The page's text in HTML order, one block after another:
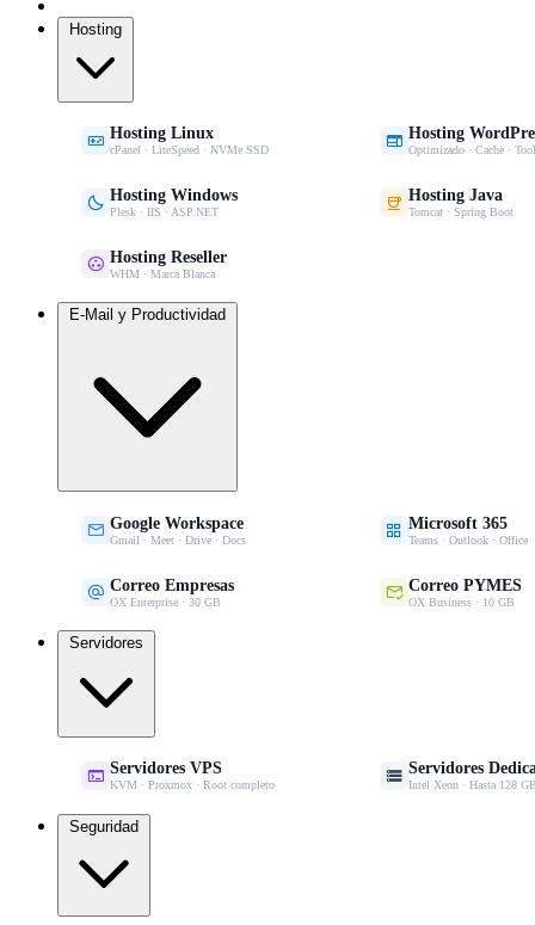
Hosting
 Hosting Linux
cPanel · LiteSpeed · NVMe SSD  Hosting
Optimizado · Cache ·
 Hosting Windows
Plesk · IIS · ASP.NET  Hosting Java
Tomcat · Spring Boot
 Hosting Reseller
WHM · Marca Blanca
E-Mail y Productividad
 Google Workspace
Gmail · Meet · Drive · Docs  Microsoft 365
Teams · Outlook · Office
 Correo Empresas
OX Enterprise · 30 GB  Correo PYMES
OX Business · 10 GB
Servidores
 Servidores VPS
KVM · Proxmox · Root completo  Servidores
Intel Xeon · Hasta 128
Seguridad